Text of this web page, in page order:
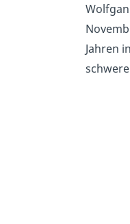
Jahren